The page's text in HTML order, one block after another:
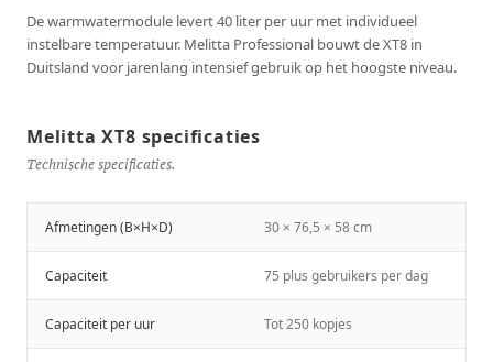
De warmwatermodule levert 40 liter per uur met individueel
instelbare temperatuur. Melitta Professional bouwt de XT8 in
Duitsland voor jarenlang intensief gebruik op het hoogste niveau.
Melitta XT8 specificaties
Technische specificaties.
Afmetingen (B×H×D) 30 × 76,5 × 58 cm
Capaciteit 75 plus gebruikers per dag
Capaciteit per uur Tot 250 kopjes